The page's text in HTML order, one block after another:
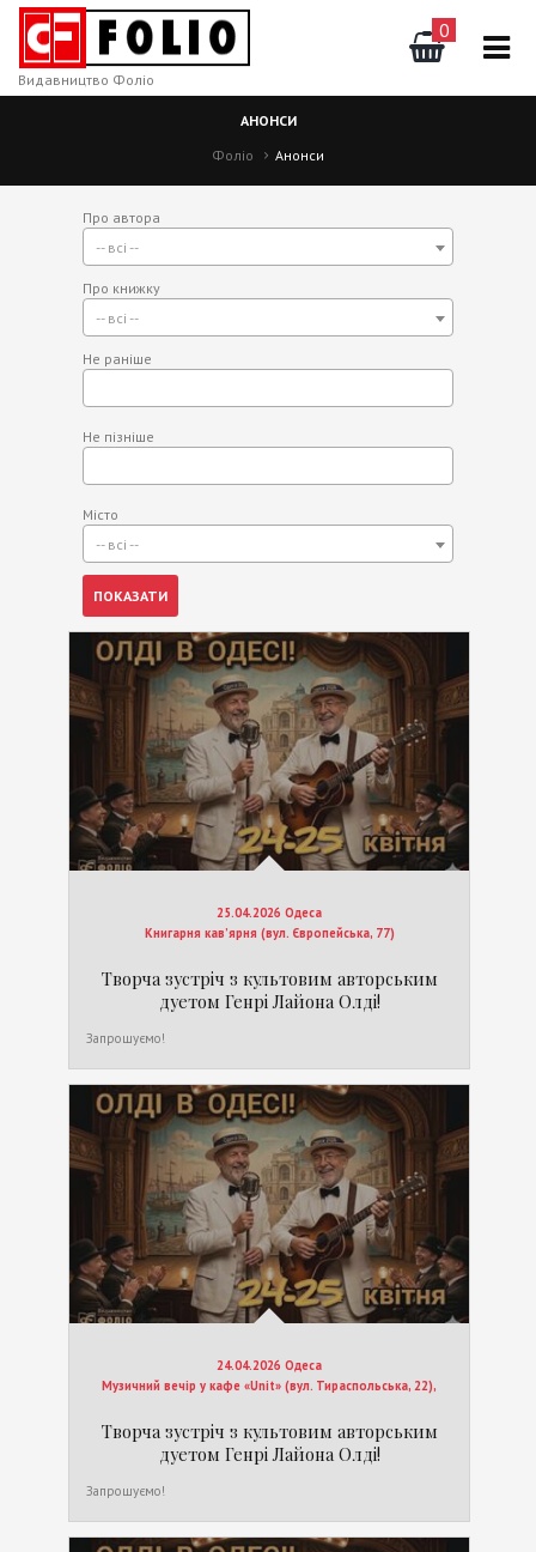
0
Видавництво Фоліо
АНОНСИ
Фоліо
Анонси
Про автора
-- всі --
Про книжку
-- всі --
Не раніше
Не пізніше
Місто
-- всі --
25.04.2026 Одеса
Книгарня кав’ярня (вул. Європейська, 77)
Творча зустріч з культовим авторським
дуетом Генрі Лайона Олді!
Запрошуємо!
24.04.2026 Одеса
Музичний вечір у кафе «Unit» (вул. Тираспольська, 22),
Творча зустріч з культовим авторським
дуетом Генрі Лайона Олді!
Запрошуємо!